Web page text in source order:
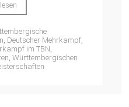
, Deutscher Mehrkampf,
im TBN,
,Württembergischen